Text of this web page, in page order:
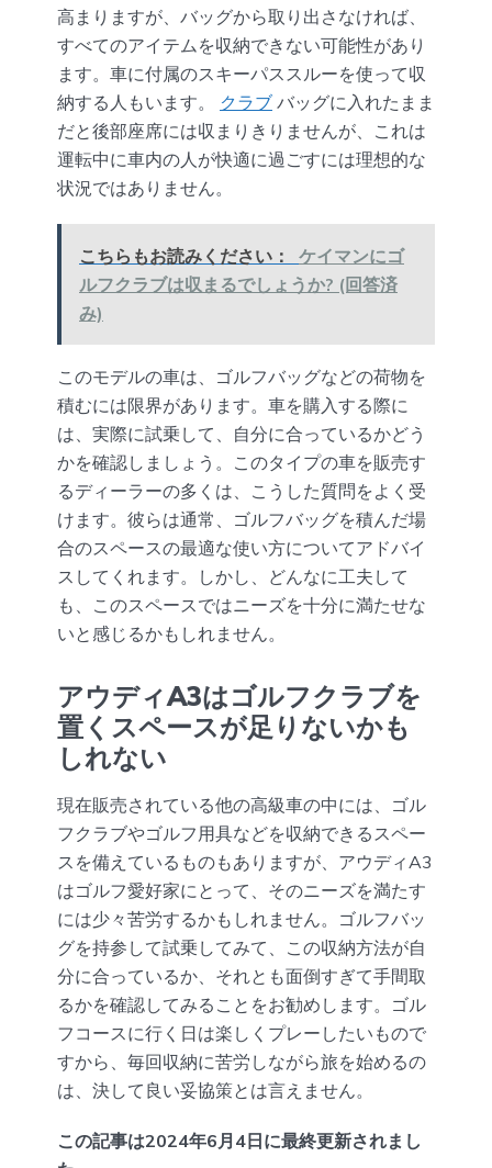
高まりますが、バッグから取り出さなければ、
すべてのアイテムを収納できない可能性があり
ます。車に付属のスキーパススルーを使って収
納する人もいます。 クラブ バッグに入れたまま
だと後部座席には収まりきりませんが、これは
運転中に車内の人が快適に過ごすには理想的な
状況ではありません。
こちらもお読みください：
ケイマンにゴ
ルフクラブは収まるでしょうか? (回答済
み)
このモデルの車は、ゴルフバッグなどの荷物を
積むには限界があります。車を購入する際に
は、実際に試乗して、自分に合っているかどう
かを確認しましょう。このタイプの車を販売す
るディーラーの多くは、こうした質問をよく受
けます。彼らは通常、ゴルフバッグを積んだ場
合のスペースの最適な使い方についてアドバイ
スしてくれます。しかし、どんなに工夫して
も、このスペースではニーズを十分に満たせな
いと感じるかもしれません。
アウディA3はゴルフクラブを
置くスペースが足りないかも
しれない
現在販売されている他の高級車の中には、ゴル
フクラブやゴルフ用具などを収納できるスペー
スを備えているものもありますが、アウディA3
はゴルフ愛好家にとって、そのニーズを満たす
には少々苦労するかもしれません。ゴルフバッ
グを持参して試乗してみて、この収納方法が自
分に合っているか、それとも面倒すぎて手間取
るかを確認してみることをお勧めします。ゴル
フコースに行く日は楽しくプレーしたいもので
すから、毎回収納に苦労しながら旅を始めるの
は、決して良い妥協策とは言えません。
この記事は2024年6月4日に最終更新されまし